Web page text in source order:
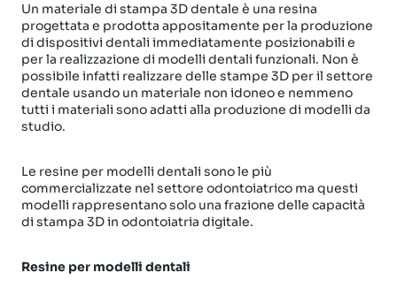
Un materiale di stampa 3D dentale è una resina
progettata e prodotta appositamente per la produzione
di dispositivi dentali immediatamente posizionabili e
per la realizzazione di modelli dentali funzionali. Non è
possibile infatti realizzare delle stampe 3D per il settore
dentale usando un materiale non idoneo e nemmeno
tutti i materiali sono adatti alla produzione di modelli da
studio.
Le resine per modelli dentali sono le più
commercializzate nel settore odontoiatrico ma questi
modelli rappresentano solo una frazione delle capacità
di stampa 3D in odontoiatria digitale.
Resine per modelli dentali